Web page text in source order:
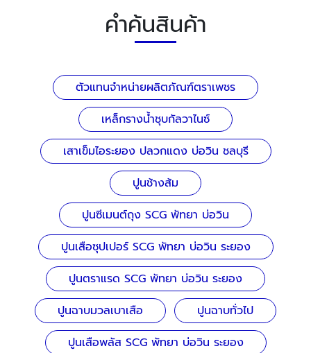
คำค้นสินค้า
ตัวแทนจำหน่ายผลิตภัณฑ์ตราเพชร
เหล็กรางน้ำชุบกัลวาไนซ์
เสาเข็มไอระยอง ปลวกแดง บ่อวิน ชลบุรี
ปูนช้างส้ม
ปูนซีเมนต์ถุง SCG พัทยา บ่อวิน
ปูนเสือซุปเปอร์ SCG พัทยา บ่อวิน ระยอง
ปูนตราแรด SCG พัทยา บ่อวิน ระยอง
ปูนฉาบมวลเบาเสือ
ปูนฉาบทั่วไป
ปูนเสือพลัส SCG พัทยา บ่อวิน ระยอง